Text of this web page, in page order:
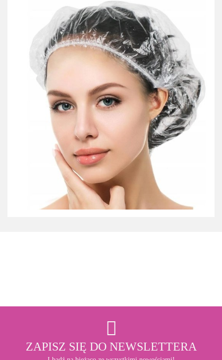
ZAPISZ SIĘ DO NEWSLETTERA